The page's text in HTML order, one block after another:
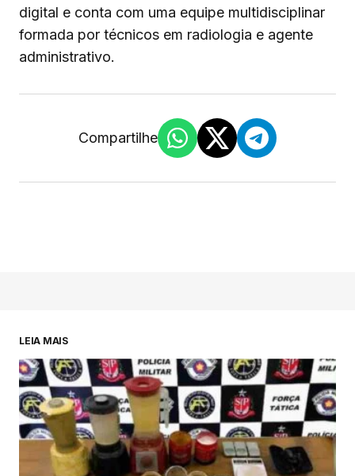
digital e conta com uma equipe multidisciplinar
formada por técnicos em radiologia e agente
administrativo.
Compartilhe
LEIA MAIS